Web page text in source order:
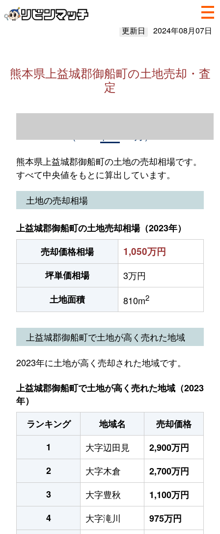
更新日 2024年08月07日
熊本県上益城郡御船町の土地売却・査
定
熊本県上益城郡御船町の土地の売却相場です。
すべて中央値をもとに算出しています。
土地の売却相場
上益城郡御船町の土地売却相場（2023年）
売却価格相場
1,050万円
坪単価相場
3万円
土地面積
810m2
上益城郡御船町で土地が高く売れた地域
2023年に土地が高く売却された地域です。
上益城郡御船町で土地が高く売れた地域（2023
年）
ランキング
地域名
売却価格
1
大字辺田見
2,900万円
2
大字木倉
2,700万円
3
大字豊秋
1,100万円
4
大字滝川
975万円